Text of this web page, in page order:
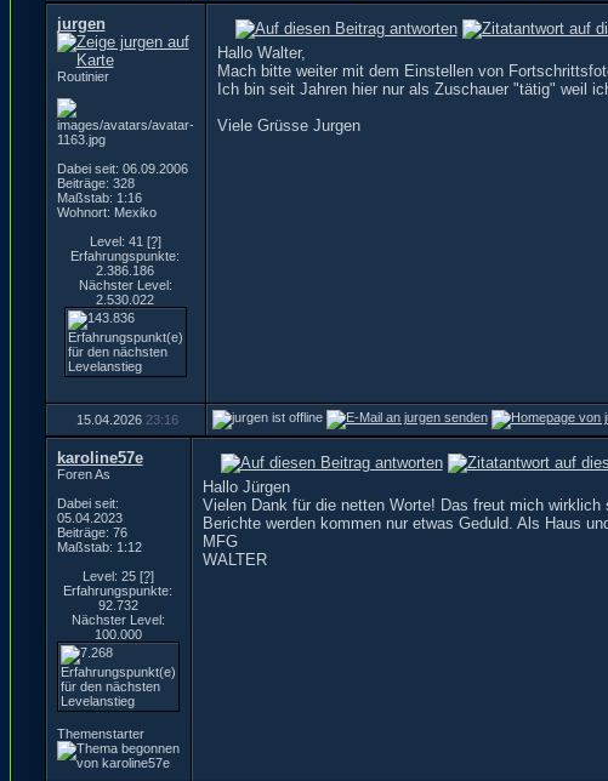
jurgen
Routinier
Dabei seit: 06.09.2006
Beiträge: 328
Maßstab: 1:16
Wohnort: Mexiko
Level: 41 [?]
Erfahrungspunkte:
2.386.186
Nächster Level:
2.530.022
Hallo Walter,
Mach bitte weiter mit dem Einstellen von
Ich bin seit Jahren hier nur als Zuschauer "tätig" weil
Viele Grüsse Jurgen
15.04.2026 23:16
karoline57e
Foren As
Dabei seit:
05.04.2023
Beiträge: 76
Maßstab: 1:12
Level: 25 [?]
Erfahrungspunkte:
92.732
Nächster Level:
100.000
Themenstarter
Hallo Jürgen
Vielen Dank für die netten Worte! Das freut mich
Berichte werden kommen nur etwas Geduld. Als Haus
MFG
WALTER